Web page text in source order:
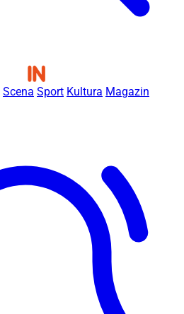
Scena Sport Kultura Magazin